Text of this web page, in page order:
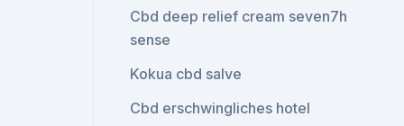
Cbd deep relief cream seven7h
sense
Kokua cbd salve
Cbd erschwingliches hotel